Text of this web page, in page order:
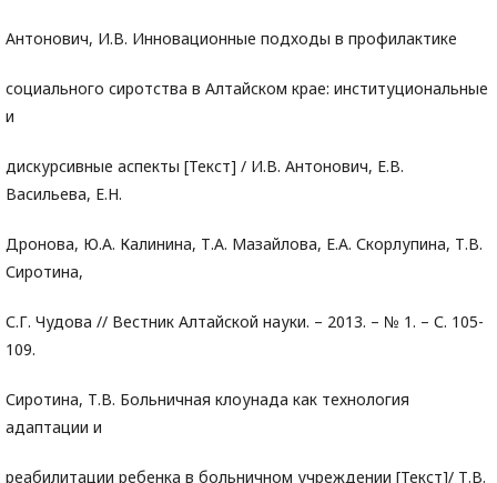
Антонович, И.В. Инновационные подходы в профилактике
социального сиротства в Алтайском крае: институциональные
и
дискурсивные аспекты [Текст] / И.В. Антонович, Е.В.
Васильева, Е.Н.
Дронова, Ю.А. Калинина, Т.А. Мазайлова, Е.А. Скорлупина, Т.В.
Сиротина,
С.Г. Чудова // Вестник Алтайской науки. – 2013. – № 1. – С. 105-
109.
Сиротина, Т.В. Больничная клоунада как технология
адаптации и
реабилитации ребенка в больничном учреждении [Текст]/ Т.В.